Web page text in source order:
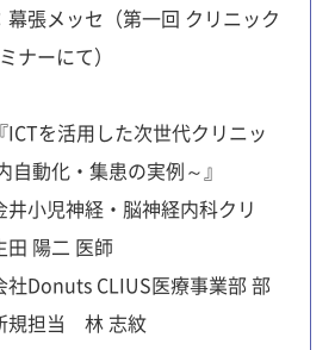
幕張メッセ（第一回 クリニック
ナーにて）
ICTを活用した次世代クリニッ
自動化・集患の実例～』
井小児神経・脳神経内科クリ
陽二 医師
CLIUS医療事業部 部
規担当 林 志紋